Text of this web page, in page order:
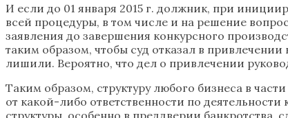
И если до 01 января 2015 г. должник, при
всей процедуры, в том числе и на решение
заявления до завершения конкурсного
таким образом, чтобы суд отказал в
лишили. Вероятно, что дел о привлечении
Таким образом, структуру любого бизнеса в
от какой-либо ответственности по
структуры, особенно в преддверии банкротства,